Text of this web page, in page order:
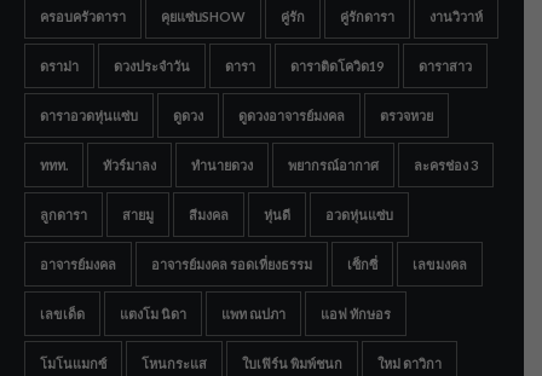
ครอบครัวดารา คุยแซ่บSHOW คู่รัก คู่รักดารา งานวิวาห์
ดราม่า ดวงประจำวัน ดารา ดาราติดโควิด19 ดาราสาว
ดาราอวดหุ่นแซ่บ ดูดวง ดูดวงอาจารย์มงคล ตรวจหวย
ททท. ทัวร์มาลง ทำนายดวง พยากรณ์อากาศ ละครช่อง 3
ลูกดารา สายมู สีมงคล หุ่นดี อวดหุ่นแซ่บ
อาจารย์มงคล อาจารย์มงคล รอดเที่ยงธรรม เซ็กซี่ เลขมงคล
เลขเด็ด แตงโม นิดา แพท ณปภา แอฟ ทักษอร
โมโนแมกซ์ โหนกระแส ใบเฟิร์น พิมพ์ชนก ใหม่ ดาวิกา